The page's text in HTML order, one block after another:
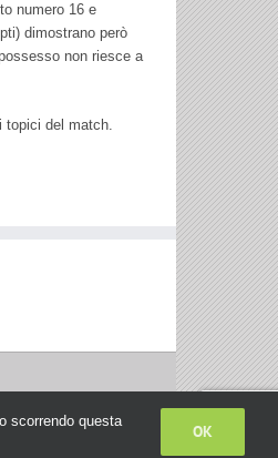
numero 16 e
dimostrano però
non riesce a
topici del match.
scorrendo questa
OK